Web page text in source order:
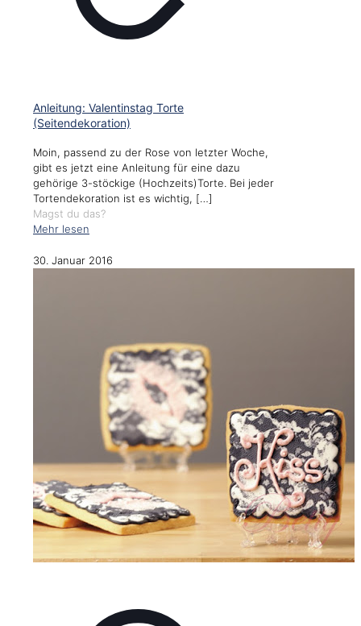
Anleitung: Valentinstag Torte
(Seitendekoration)
Moin, passend zu der Rose von letzter Woche,
gibt es jetzt eine Anleitung für eine dazu
gehörige 3-stöckige (Hochzeits)Torte. Bei jeder
Tortendekoration ist es wichtig, […]
Magst du das?
Mehr lesen
30. Januar 2016